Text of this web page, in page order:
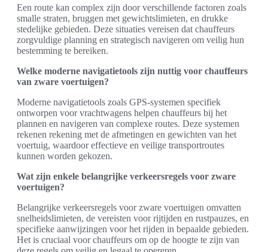
Een route kan complex zijn door verschillende factoren zoals
smalle straten, bruggen met gewichtslimieten, en drukke
stedelijke gebieden. Deze situaties vereisen dat chauffeurs
zorgvuldige planning en strategisch navigeren om veilig hun
bestemming te bereiken.
Welke moderne navigatietools zijn nuttig voor chauffeurs
van zware voertuigen?
Moderne navigatietools zoals GPS-systemen specifiek
ontworpen voor vrachtwagens helpen chauffeurs bij het
plannen en navigeren van complexe routes. Deze systemen
rekenen rekening met de afmetingen en gewichten van het
voertuig, waardoor effectieve en veilige transportroutes
kunnen worden gekozen.
Wat zijn enkele belangrijke verkeersregels voor zware
voertuigen?
Belangrijke verkeersregels voor zware voertuigen omvatten
snelheidslimieten, de vereisten voor rijtijden en rustpauzes, en
specifieke aanwijzingen voor het rijden in bepaalde gebieden.
Het is cruciaal voor chauffeurs om op de hoogte te zijn van